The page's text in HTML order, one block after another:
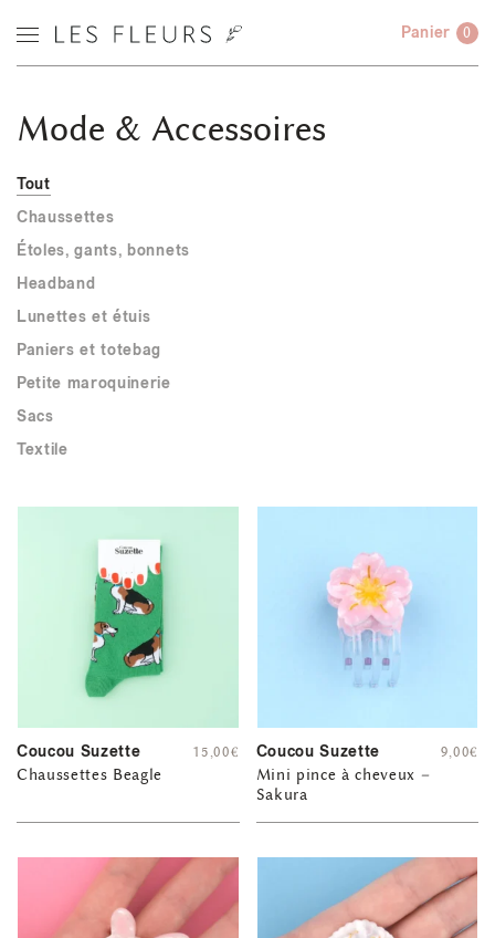
Panier 0
Mode & Accessoires
Tout
Chaussettes
Étoles, gants, bonnets
Headband
Lunettes et étuis
Paniers et totebag
Petite maroquinerie
Sacs
Textile
Coucou Suzette
Chaussettes Beagle
15,00€ Coucou Suzette
Mini pince à cheveux –
Sakura
9,00€